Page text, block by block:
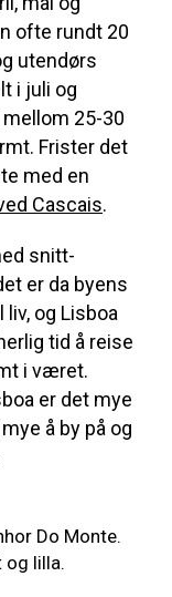
ofte rundt 20
utendørs
i juli og
25-30
Frister det
med en
Cascais.
snitt-
er da byens
og Lisboa
tid å reise
i været.
er det mye
å by på og